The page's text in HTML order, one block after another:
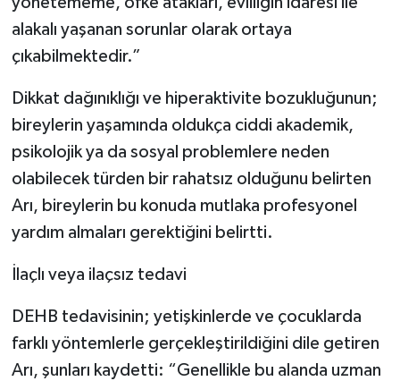
alakalı yaşanan sorunlar olarak ortaya
çıkabilmektedir.”
Dikkat dağınıklığı ve hiperaktivite bozukluğunun;
bireylerin yaşamında oldukça ciddi akademik,
psikolojik ya da sosyal problemlere neden
olabilecek türden bir rahatsız olduğunu belirten
Arı, bireylerin bu konuda mutlaka profesyonel
yardım almaları gerektiğini belirtti.
İlaçlı veya ilaçsız tedavi
DEHB tedavisinin; yetişkinlerde ve çocuklarda
farklı yöntemlerle gerçekleştirildiğini dile getiren
Arı, şunları kaydetti: “Genellikle bu alanda uzman